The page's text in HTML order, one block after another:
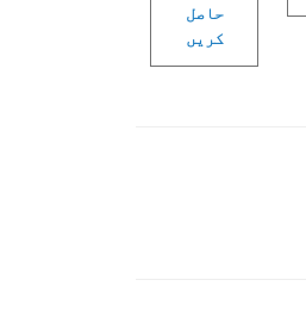
حاصل
کریں